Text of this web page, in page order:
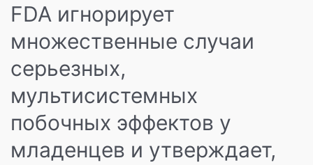
отчеты
комиссии
по
изучению
побочных
эффектов
«вакцины»
Pfizer.
FDA игнорирует
множественные случаи
серьезных,
мультисистемных
побочных эффектов у
младенцев и утверждает,